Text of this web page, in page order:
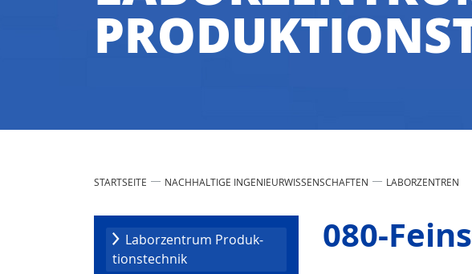
STARTSEITE NACHHALTIGE INGENIEURWISSENSCHAFTEN LABORZENTREN
Laborzentrum Produk­
tionstechnik
080-